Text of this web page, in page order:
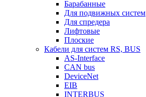
Барабанные
Для подвижных систем
Для спредера
Лифтовые
Плоские
Кабели для систем RS, BUS
AS-Interface
CAN bus
DeviceNet
EIB
INTERBUS